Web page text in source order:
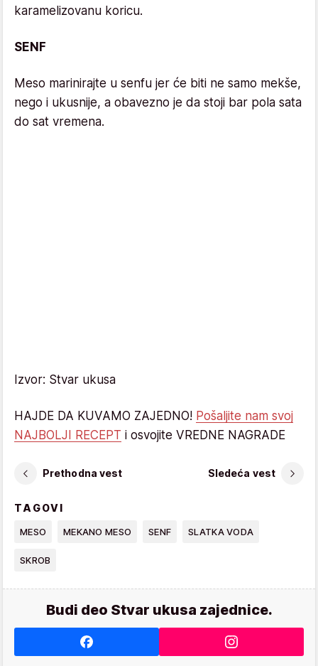
karamelizovanu koricu.
SENF
Meso marinirajte u senfu jer će biti ne samo mekše,
nego i ukusnije, a obavezno je da stoji bar pola sata
do sat vremena.
Izvor: Stvar ukusa
HAJDE DA KUVAMO ZAJEDNO! Pošaljite nam svoj
NAJBOLJI RECEPT i osvojite VREDNE NAGRADE
Prethodna vest Sledeća vest
TAGOVI
MESO MEKANO MESO SENF SLATKA VODA
SKROB
Budi deo Stvar ukusa zajednice.